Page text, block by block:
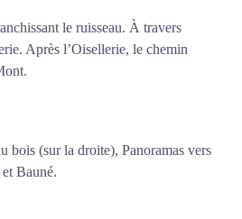
le ruisseau. À travers
Après l’Oisellerie, le chemin
bois (sur la droite), Panoramas vers
Bauné.